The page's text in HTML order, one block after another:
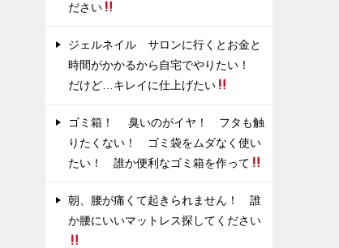
ださい
ジェルネイル サロンに行くとお金と
時間がかかるから自宅でやりたい！
だけど…キレイに仕上げたい
ゴミ箱！ 臭いのがイヤ！ フタも触
りたくない！ ゴミ袋をムダなく使い
たい！ 誰か便利なゴミ箱を作って
朝、腰が痛くて起きられません！ 誰
か腰にいいマットレス探してください